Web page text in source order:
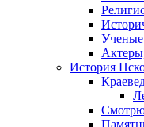
Ученые
История